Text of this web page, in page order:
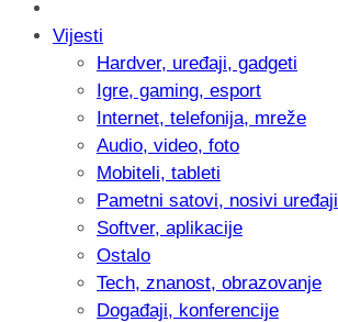
Vijesti
Hardver, uređaji, gadgeti
Igre, gaming, esport
Internet, telefonija, mreže
Audio, video, foto
Mobiteli, tableti
Pametni satovi, nosivi uređaji
Softver, aplikacije
Ostalo
Tech, znanost, obrazovanje
Događaji, konferencije